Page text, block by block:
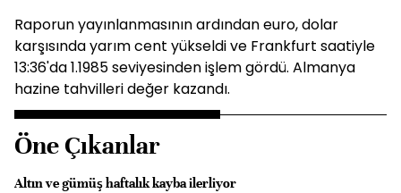
Raporun yayınlanmasının ardından euro, dolar
karşısında yarım cent yükseldi ve Frankfurt saatiyle
13:36'da 1.1985 seviyesinden işlem gördü. Almanya
hazine tahvilleri değer kazandı.
Öne Çıkanlar
Altın ve gümüş haftalık kayba ilerliyor